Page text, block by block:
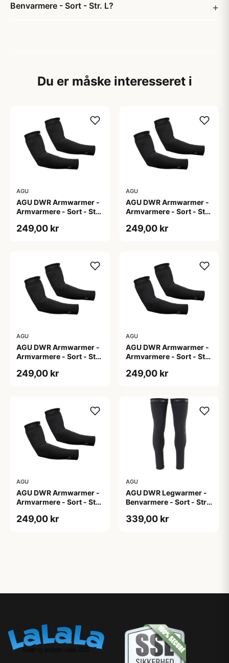
Benvarmere - Sort - Str. L?
Du er måske interesseret i
AGU
AGU DWR Armwarmer -
Armvarmere - Sort - Str.
249,00 kr
AGU
AGU DWR Armwarmer -
Armvarmere - Sort - Str.
249,00 kr
AGU
AGU DWR Armwarmer -
Armvarmere - Sort - Str.
249,00 kr
AGU
AGU DWR Armwarmer -
Armvarmere - Sort - Str.
249,00 kr
AGU
AGU DWR Armwarmer -
Armvarmere - Sort - Str.
249,00 kr
AGU
AGU DWR Legwarmer -
Benvarmere - Sort - Str.
339,00 kr